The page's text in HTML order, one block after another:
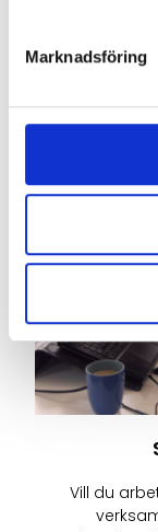
Marknadsföring
Arbetar du
Med vår
förvar.
Vill du